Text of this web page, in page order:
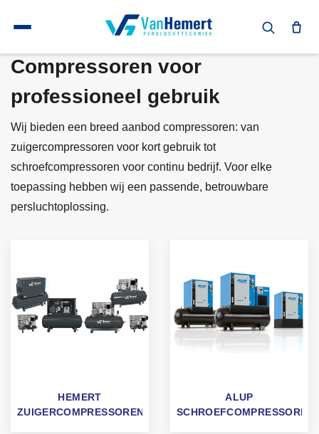
Terug naar home Compressoren
Compressoren voor
professioneel gebruik
Wij bieden een breed aanbod compressoren: van
zuigercompressoren voor kort gebruik tot
schroefcompressoren voor continu bedrijf. Voor elke
toepassing hebben wij een passende, betrouwbare
persluchtoplossing.
HEMERT
ZUIGERCOMPRESSOREN
ALUP
SCHROEFCOMPRESSOREN